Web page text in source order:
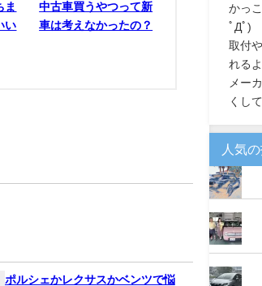
ま
い
中古車買うやつって新
車は考えなかったの？
ポルシェかレクサスかベンツで悩
かっ
ﾟДﾟ)
取付
れる
メー
くし
人気